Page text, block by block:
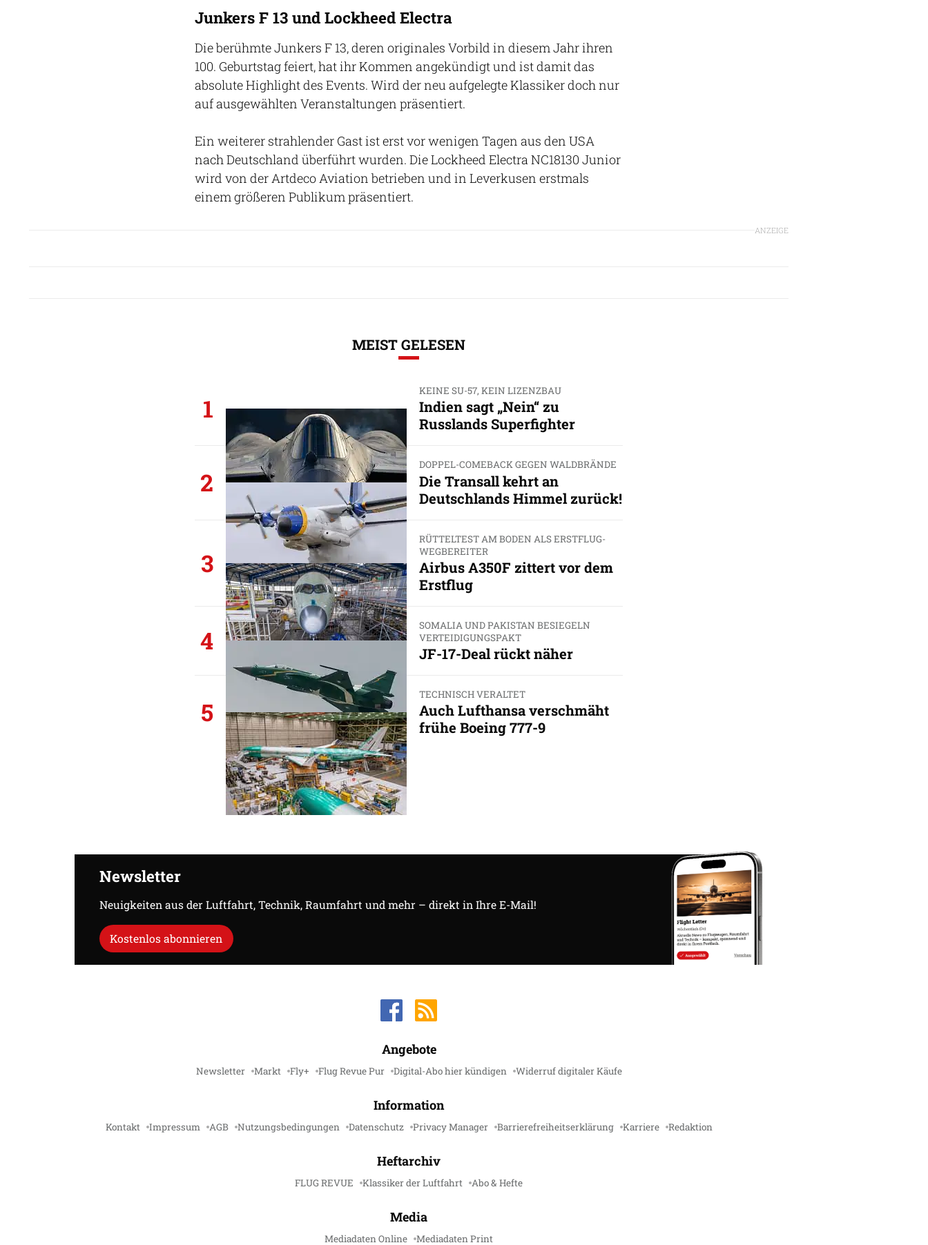
Junkers F 13 und Lockheed Electra
Die berühmte Junkers F 13, deren originales Vorbild in diesem Jahr ihren
100. Geburtstag feiert, hat ihr Kommen angekündigt und ist damit das
absolute Highlight des Events. Wird der neu aufgelegte Klassiker doch nur
auf ausgewählten Veranstaltungen präsentiert.
Ein weiterer strahlender Gast ist erst vor wenigen Tagen aus den USA
nach Deutschland überführt wurden. Die Lockheed Electra NC18130 Junior
wird von der Artdeco Aviation betrieben und in Leverkusen erstmals
einem größeren Publikum präsentiert.
ANZEIGE
MEIST GELESEN
1
KEINE SU-57, KEIN LIZENZBAU
Indien sagt „Nein“ zu
Russlands Superfighter
2
DOPPEL-COMEBACK GEGEN WALDBRÄNDE
Die Transall kehrt an
Deutschlands Himmel zurück!
3
RÜTTELTEST AM BODEN ALS ERSTFLUG-
WEGBEREITER
Airbus A350F zittert vor dem
Erstflug
4
SOMALIA UND PAKISTAN BESIEGELN
VERTEIDIGUNGSPAKT
JF-17-Deal rückt näher
5
TECHNISCH VERALTET
Auch Lufthansa verschmäht
frühe Boeing 777-9
Newsletter
Neuigkeiten aus der Luftfahrt, Technik, Raumfahrt und mehr – direkt in Ihre E-Mail!
Kostenlos abonnieren
Angebote
Newsletter Markt Fly+ Flug Revue Pur Digital-Abo hier kündigen Widerruf digitaler Käufe
Information
Kontakt Impressum AGB Nutzungsbedingungen Datenschutz Privacy Manager Barrierefreiheitserklärung Karriere Redaktion
Heftarchiv
FLUG REVUE Klassiker der Luftfahrt Abo & Hefte
Media
Mediadaten Online Mediadaten Print